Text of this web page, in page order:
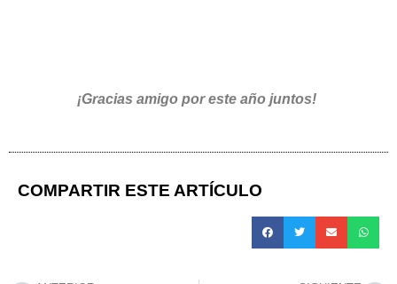
¡Gracias amigo por este año juntos!
COMPARTIR ESTE ARTÍCULO